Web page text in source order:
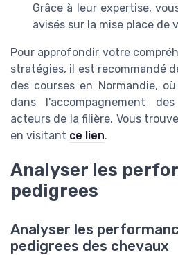
Grâce à leur expertise,
avisés sur la mise place de
Pour approfondir votre
stratégies, il est recommandé
des courses en Normandie,
dans l'accompagnement
acteurs de la filière. Vous
en visitant ce lien.
Analyser les
pedigrees
Analyser les
pedigrees des chevaux